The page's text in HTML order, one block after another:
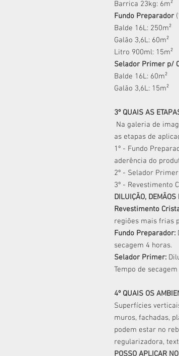
Barrica 23kg: 6m²
Fundo Preparador
Balde 16L: 250m²
Galão 3,6L: 60m²
Litro 900ml: 15m²
​Selador Primer p/
Balde 16L: 60m²
Galão 3,6L: 15m²
3º QUAIS AS
Na galeria de
as etapas de
1º - Fundo
aderência do
2º - Selador
3º - Revestimento
DILUIÇÃO, DEMÃOS
Revestimento
regiões mais frias
Fundo Preparador:
secagem 4 horas.
Selador Primer:
Tempo de
4º QUAIS OS
Superfícies
muros, fachadas,
podem estar no
regularizadora,
POSSO APLICAR